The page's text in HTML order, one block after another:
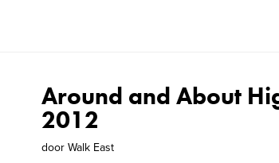
Around and About
2012
door Walk East